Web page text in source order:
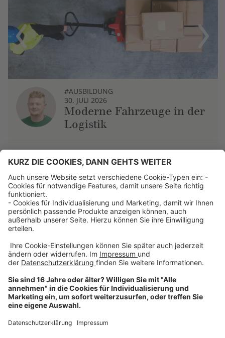
Previous
#AUSBILDUNG
30. JULI 2026
Moderne Fahrzeuge in der
Logistik
Next
Über uns
Dehner Unternehmen
Jobs bei Dehner